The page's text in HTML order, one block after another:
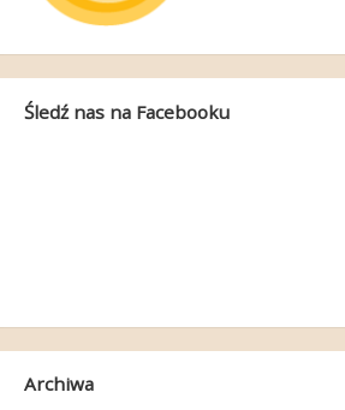
Śledź nas na Facebooku
Archiwa